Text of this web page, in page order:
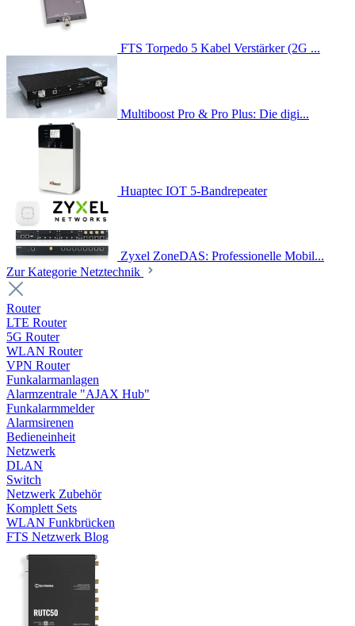
FTS Torpedo 5 Kabel Verstärker (2G ...
Multiboost Pro & Pro Plus: Die digi...
Huaptec IOT 5-Bandrepeater
Zyxel ZoneDAS: Professionelle Mobil...
Zur Kategorie Netztechnik
Router
LTE Router
5G Router
WLAN Router
VPN Router
Funkalarmanlagen
Alarmzentrale "AJAX Hub"
Funkalarmmelder
Alarmsirenen
Bedieneinheit
Netzwerk
DLAN
Switch
Netzwerk Zubehör
Komplett Sets
WLAN Funkbrücken
FTS Netzwerk Blog